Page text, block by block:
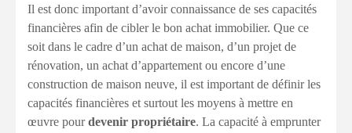
Il est donc important d’avoir connaissance de ses capacités
financières afin de cibler le bon achat immobilier. Que ce
soit dans le cadre d’un achat de maison, d’un projet de
rénovation, un achat d’appartement ou encore d’une
construction de maison neuve, il est important de définir les
capacités financières et surtout les moyens à mettre en
œuvre pourdevenir propriétaire. La capacité à emprunter